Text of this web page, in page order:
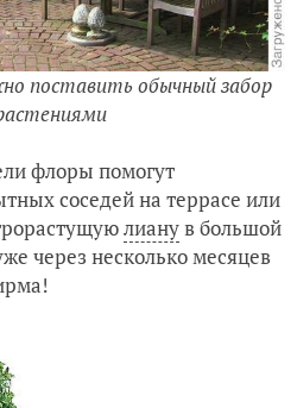
поставить обычный забор
флоры помогут
соседей на террасе или
лианув большой
через несколько месяцев